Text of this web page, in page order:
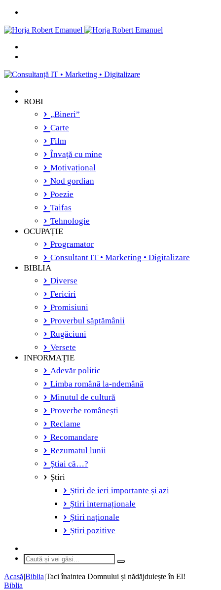
găsi...
ROBI
„Bineri”
Carte
Film
Învață cu mine
Motivațional
Nod gordian
Poezie
Taifas
Tehnologie
OCUPAȚIE
Programator
Consultant IT • Marketing • Digitalizare
BIBLIA
Diverse
Fericiri
Promisiuni
Proverbul săptămânii
Rugăciuni
Versete
INFORMAȚIE
Adevăr politic
Limba română la-ndemână
Minutul de cultură
Proverbe românești
Reclame
Recomandare
Rezumatul lunii
Știai că…?
Știri
Știri de ieri importante și azi
Știri internaționale
Știri naționale
Știri pozitive
skin
Caută
și
vei
Acasă|Biblia|Taci înaintea Domnului și nădăjduiește în El!
Biblia